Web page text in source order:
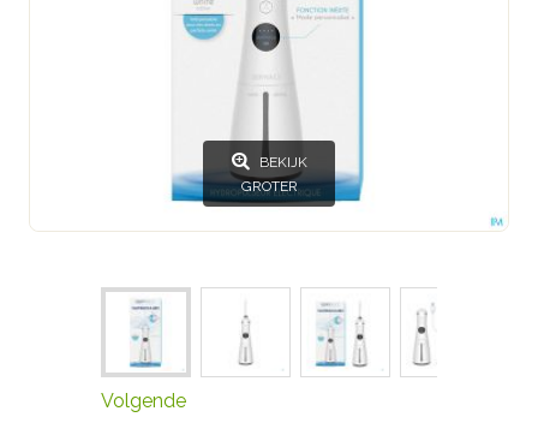
BEKIJK
GROTER
Volgende